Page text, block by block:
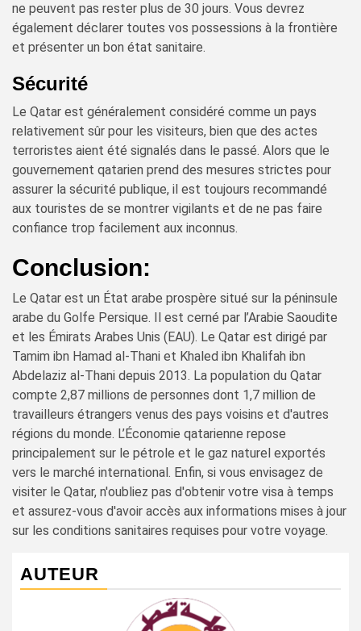
ne peuvent pas rester plus de 30 jours. Vous devrez
également déclarer toutes vos possessions à la frontière
et présenter un bon état sanitaire.
Sécurité
Le Qatar est généralement considéré comme un pays
relativement sûr pour les visiteurs, bien que des actes
terroristes aient été signalés dans le passé. Alors que le
gouvernement qatarien prend des mesures strictes pour
assurer la sécurité publique, il est toujours recommandé
aux touristes de se montrer vigilants et de ne pas faire
confiance trop facilement aux inconnus.
Conclusion:
Le Qatar est un État arabe prospère situé sur la péninsule
arabe du Golfe Persique. Il est cerné par l’Arabie Saoudite
et les Émirats Arabes Unis (EAU). Le Qatar est dirigé par
Tamim ibn Hamad al-Thani et Khaled ibn Khalifah ibn
Abdelaziz al-Thani depuis 2013. La population du Qatar
compte 2,87 millions de personnes dont 1,7 million de
travailleurs étrangers venus des pays voisins et d'autres
régions du monde. L’Économie qatarienne repose
principalement sur le pétrole et le gaz naturel exportés
vers le marché international. Enfin, si vous envisagez de
visiter le Qatar, n'oubliez pas d'obtenir votre visa à temps
et assurez-vous d'avoir accès aux informations mises à jour
sur les conditions sanitaires requises pour votre voyage.
AUTEUR